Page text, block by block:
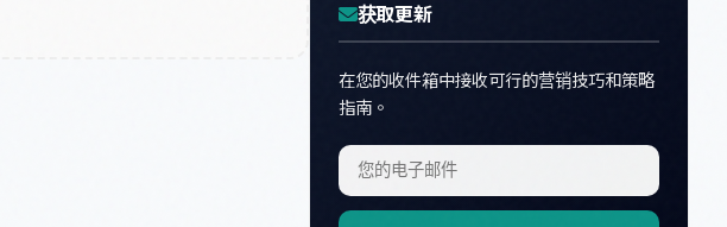
获取更新
在您的收件箱中接收可行的营销技巧和策略
指南。